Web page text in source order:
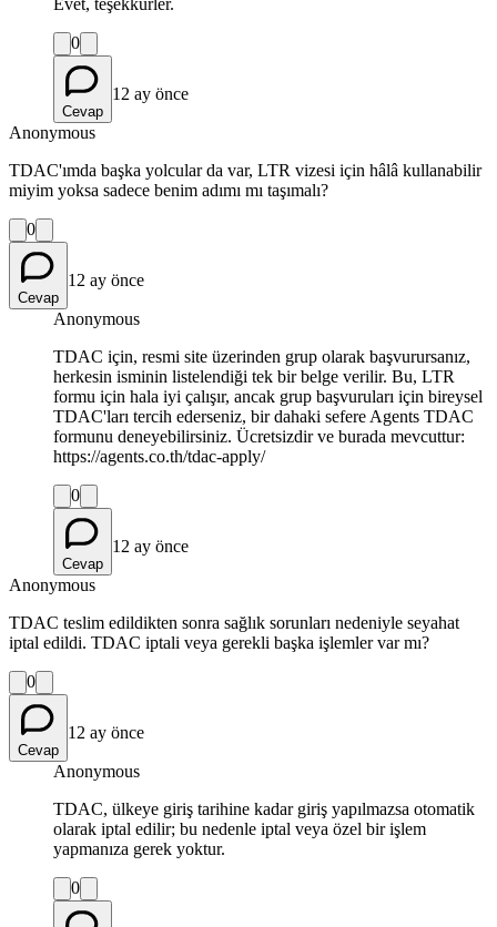
0
Cevap
12 ay önce
Anonymous
TDAC'ımda başka yolcular da var, LTR vizesi için hâlâ kullanabilir
miyim yoksa sadece benim adımı mı taşımalı?
0
Cevap
12 ay önce
Anonymous
TDAC için, resmi site üzerinden grup olarak başvurursanız,
herkesin isminin listelendiği tek bir belge verilir. Bu, LTR
formu için hala iyi çalışır, ancak grup başvuruları için bireysel
TDAC'ları tercih ederseniz, bir dahaki sefere Agents TDAC
formunu deneyebilirsiniz. Ücretsizdir ve burada mevcuttur:
https://agents.co.th/tdac-apply/
0
Cevap
12 ay önce
Anonymous
TDAC teslim edildikten sonra sağlık sorunları nedeniyle seyahat
iptal edildi. TDAC iptali veya gerekli başka işlemler var mı?
0
Cevap
12 ay önce
Anonymous
TDAC, ülkeye giriş tarihine kadar giriş yapılmazsa otomatik
olarak iptal edilir; bu nedenle iptal veya özel bir işlem
yapmanıza gerek yoktur.
0